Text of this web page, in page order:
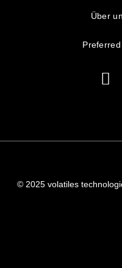
Über
© 2025 volatiles